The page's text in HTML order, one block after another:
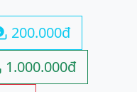
200.000đ
1.000.000đ